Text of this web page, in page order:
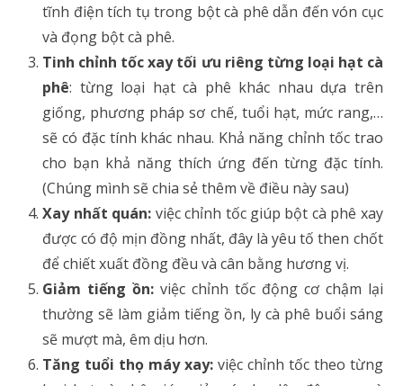
tĩnh điện tích tụ trong bột cà phê dẫn đến vón cục
và đọng bột cà phê.
Tinh chỉnh tốc xay tối ưu riêng từng loại hạt cà
phê: từng loại hạt cà phê khác nhau dựa trên
giống, phương pháp sơ chế, tuổi hạt, mức rang,…
sẽ có đặc tính khác nhau. Khả năng chỉnh tốc trao
cho bạn khả năng thích ứng đến từng đặc tính.
(Chúng mình sẽ chia sẻ thêm về điều này sau)
Xay nhất quán: việc chỉnh tốc giúp bột cà phê xay
được có độ mịn đồng nhất, đây là yêu tố then chốt
để chiết xuất đồng đều và cân bằng hương vị.
Giảm tiếng ồn:việc chỉnh tốc động cơ chậm lại
thường sẽ làm giảm tiếng ồn, ly cà phê buổi sáng
sẽ mượt mà, êm dịu hơn.
Tăng tuổi thọ máy xay: việc chỉnh tốc theo từng